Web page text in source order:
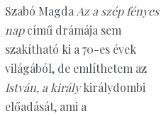
Szabó Magda Az a szép fényes
napcímű drámája sem
szakítható ki a 70-es évek
világából, de említhetem az
István, a királykirálydombi
előadását, ami a